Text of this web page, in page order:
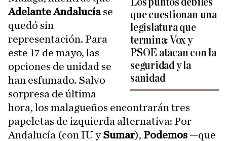
que cuestionan una
legislatura que
termina: Vox y
PSOE atacan con la
seguridad y la
sanidad
Adelante Andalucíase
quedó sin
representación. Para
este 17 de mayo, las
opciones de unidad se
han esfumado. Salvo
sorpresa de última
hora, los malagueños encontrarán tres
papeletas de izquierda alternativa: Por
Andalucía (con IU ySumar), Podemos —que